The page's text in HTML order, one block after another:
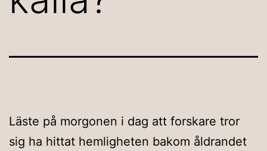
Läste på morgonen i dag att forskare tror
sig ha hittat hemligheten bakom åldrandet